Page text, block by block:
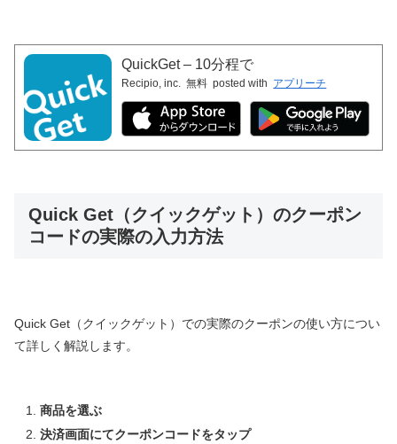
QuickGet – 10分程で
Recipio, inc. 無料 posted with アプリーチ
Quick Get（クイックゲット）のクーポン
コードの実際の入力方法
Quick Get（クイックゲット）での実際のクーポンの使い方につい
て詳しく解説します。
商品を選ぶ
決済画面にてクーポンコードをタップ